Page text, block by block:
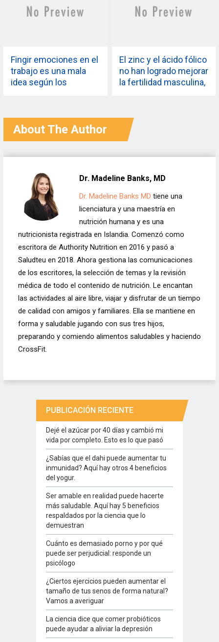
más relaciones
sexuales
Fingir emociones en el
trabajo es una mala
idea según los
El zinc y el ácido fólico
no han logrado mejorar
la fertilidad masculina,
About The Author
Dr. Madeline Banks, MD
Dr. Madeline Banks MD tiene una
licenciatura y una maestría en
nutrición humana y es una
nutricionista registrada en Islandia. Comenzó como
escritora de Authority Nutrition en 2016 y pasó a
Saludteu en 2018. Ahora gestiona las comunicaciones
de los escritores, la selección de temas y la revisión
médica de todo el contenido de nutrición. Le encantan
las actividades al aire libre, viajar y disfrutar de un tiempo
de calidad con amigos y familiares. Ella se mantiene en
forma y saludable jugando con sus tres hijos,
preparando y comiendo alimentos saludables y haciendo
CrossFit.
PUBLICACIÓN RECIENTE
Dejé el azúcar por 40 días y cambió mi
vida por completo. Esto es lo que pasó
¿Sabías que el dahi puede aumentar tu
inmunidad? Aquí hay otros 4 beneficios
del yogur.
Ser amable en realidad puede hacerte
más saludable. Aquí hay 5 beneficios
respaldados por la ciencia que lo
demuestran
Cuánto es demasiado porno y por qué
puede ser perjudicial: responde un
psicólogo
¿Ciertos ejercicios pueden aumentar el
tamaño de tus senos de forma natural?
Vamos a averiguar
La ciencia dice que comer probióticos
puede ayudar a aliviar la depresión